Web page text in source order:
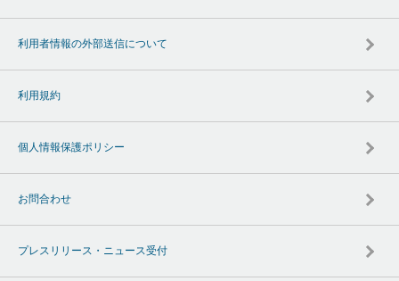
利用者情報の外部送信について
利用規約
個人情報保護ポリシー
お問合わせ
プレスリリース・ニュース受付